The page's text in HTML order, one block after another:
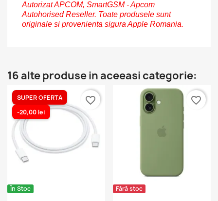
Autorizat APCOM, SmartGSM - Apcom
Autohorised Reseller. Toate produsele sunt
originale si provenienta sigura Apple Romania.
16 alte produse in aceeasi categorie:
În Stoc
SUPER OFERTA
-20,00 lei
favorite_border
Fără stoc
favorite_border